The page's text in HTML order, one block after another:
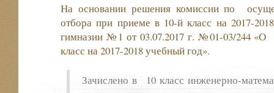
На основании решения комиссии по
отбора при приеме в 10-й класс на 2017-
гимназии №1 от 03.07.2017 г. №01-03/244
класс на 2017-2018 учебный год».
Зачислено в 10 класс инженерно-